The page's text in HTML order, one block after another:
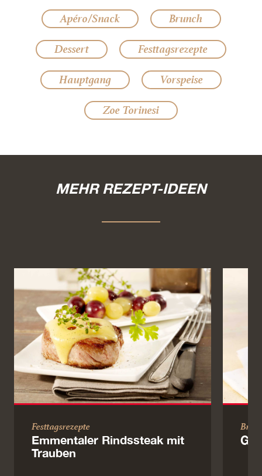
Apéro/Snack
Brunch
Dessert
Festtagsrezepte
Hauptgang
Vorspeise
Zoe Torinesi
MEHR REZEPT-IDEEN
Festtagsrezepte
Emmentaler Rindssteak mit
Trauben